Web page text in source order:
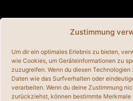
Zustimmung
Um dir ein optimales Erlebnis zu bieten,
wie Cookies, um Geräteinformationen zu
zuzugreifen. Wenn du diesen
Daten wie das Surfverhalten oder
verarbeiten. Wenn du deine Zustimmung
zurückziehst, können bestimmte Merkmale
club
Admin
Kategorien
Allgemein
club tipping point